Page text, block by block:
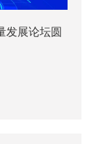
发展论坛圆